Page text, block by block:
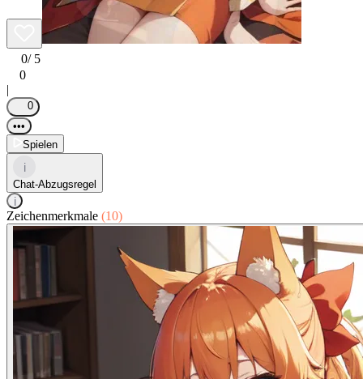
0/ 5
0
|
0
•••
Spielen
i
Chat-Abzugsregel
i
Zeichenmerkmale (10)